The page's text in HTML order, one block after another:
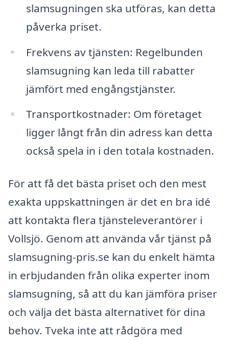
slamsugningen ska utföras, kan detta
påverka priset.
Frekvens av tjänsten: Regelbunden
slamsugning kan leda till rabatter
jämfört med engångstjänster.
Transportkostnader: Om företaget
ligger långt från din adress kan detta
också spela in i den totala kostnaden.
För att få det bästa priset och den mest
exakta uppskattningen är det en bra idé
att kontakta flera tjänsteleverantörer i
Vollsjö. Genom att använda vår tjänst på
slamsugning-pris.se kan du enkelt hämta
in erbjudanden från olika experter inom
slamsugning, så att du kan jämföra priser
och välja det bästa alternativet för dina
behov. Tveka inte att rådgöra med